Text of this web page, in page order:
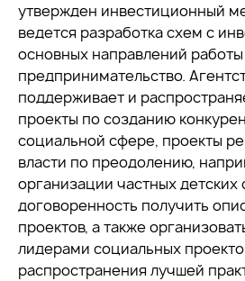
утвержден инвестиционный
ведется разработка схем с
основных направлений
предпринимательство.
поддерживает и
проекты по созданию
социальной сфере, проекты
власти по преодолению,
организации частных детских
договоренность получить
проектов, а также
лидерами социальных
распространения лучшей